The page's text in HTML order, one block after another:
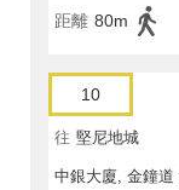
距離 80m
10
往 堅尼地城
中銀大廈, 金鐘道